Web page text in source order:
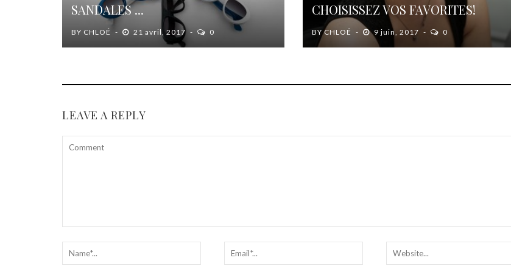
SANDALES ...
BY CHLOÉ 21 avril, 2017 0
CHOISISSEZ VOS FAVORITES!
BYCHLOÉ 9 juin, 2017 0
LEAVE A REPLY